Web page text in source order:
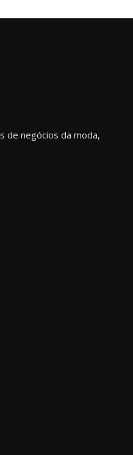
de negócios da moda,